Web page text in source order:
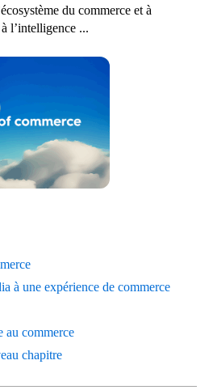
du commerce et à
l’intelligence ...
à une expérience de commerce
au commerce
chapitre